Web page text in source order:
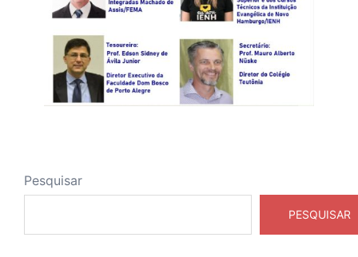
Pesquisar
PESQUISAR